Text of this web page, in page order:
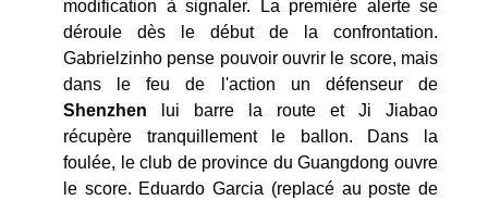
modification à signaler. La première alerte se
déroule dès le début de la confrontation.
Gabrielzinho pense pouvoir ouvrir le score, mais
dans le feu de l'action un défenseur de
Shenzhen lui barre la route et Ji Jiabao
récupère tranquillement le ballon. Dans la
foulée, le club de province du Guangdong ouvre
le score. Eduardo Garcia (replacé au poste de